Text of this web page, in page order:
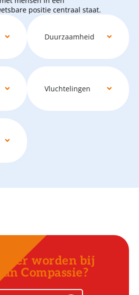
positie centraal staat.
Duurzaamheid
Vluchtelingen
worden bij
Compassie?